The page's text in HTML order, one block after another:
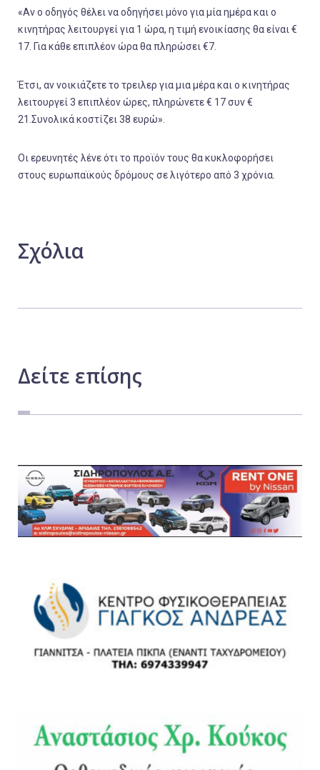
«Αν ο οδηγός θέλει να οδηγήσει μόνο για μία ημέρα και ο
κινητήρας λειτουργεί για 1 ώρα, η τιμή ενοικίασης θα είναι €
17. Για κάθε επιπλέον ώρα θα πληρώσει €7.
Έτσι, αν νοικιάζετε το τρειλερ για μια μέρα και ο κινητήρας
λειτουργεί 3 επιπλέον ώρες, πληρώνετε € 17 συν €
21.Συνολικά κοστίζει 38 ευρώ».
Οι ερευνητές λένε ότι το προϊόν τους θα κυκλοφορήσει
στους ευρωπαϊκούς δρόμους σε λιγότερο από 3 χρόνια.
Σχόλια
Δείτε επίσης